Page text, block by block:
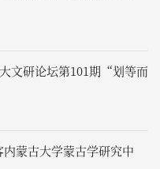
整合——以国家礼仪为中
文研论坛第101期“划等而
变的观察”
蒙古大学蒙古学研究中